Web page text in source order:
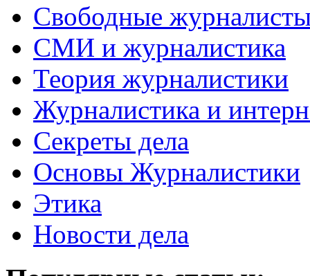
Свободные
СМИ и журналистика
Теория журналистики
Журналистика и
Секреты дела
Основы Журналистики
Этика
Новости дела